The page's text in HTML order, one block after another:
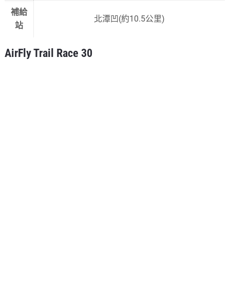
補給
站
北潭凹(約10.5公里)
AirFly Trail Race 30